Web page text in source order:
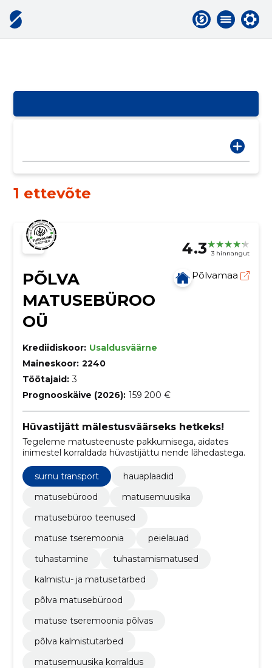
1 ettevõte
4.3 3 hinnangut
PÕLVA
MATUSEBÜROO
OÜ
Põlvamaa
Krediidiskoor: Usaldusväärne
Maineskoor: 2240
Töötajaid: 3
Prognooskäive (2026): 159 200 €
Hüvastijätt mälestusväärseks hetkeks!
Tegeleme matusteenuste pakkumisega, aidates
inimestel korraldada hüvastijättu nende lähedastega.
surnu transport
hauaplaadid
matusebürood
matusemuusika
matusebüroo teenused
matuse tseremoonia
peielauad
tuhastamine
tuhastamismatused
kalmistu- ja matusetarbed
põlva matusebürood
matuse tseremoonia põlvas
põlva kalmistutarbed
matusemuusika korraldus